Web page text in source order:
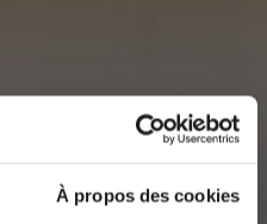
À propos des cookies